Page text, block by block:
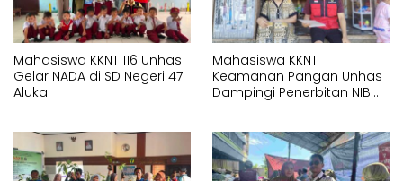
Mahasiswa KKNT 116 Unhas
Gelar NADA di SD Negeri 47
Aluka
Mahasiswa KKNT
Keamanan Pangan Unhas
Dampingi Penerbitan NIB